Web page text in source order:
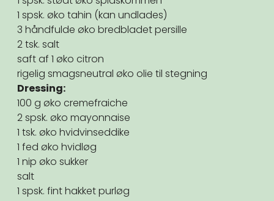
1 spsk. øko tahin (kan undlades)
3 håndfulde øko bredbladet persille
2 tsk. salt
saft af 1 øko citron
rigelig smagsneutral øko olie til stegning
Dressing:
100 g øko cremefraiche
2 spsk. øko mayonnaise
1 tsk. øko hvidvinseddike
1 fed øko hvidløg
1 nip øko sukker
salt
1 spsk. fint hakket purløg